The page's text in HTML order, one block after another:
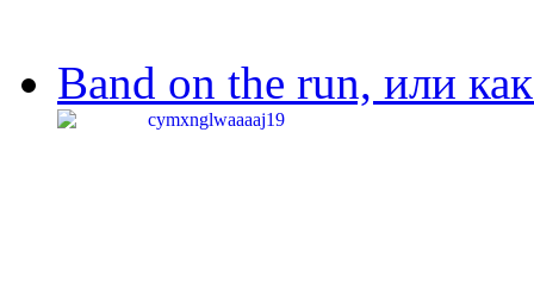
Band on the run, или